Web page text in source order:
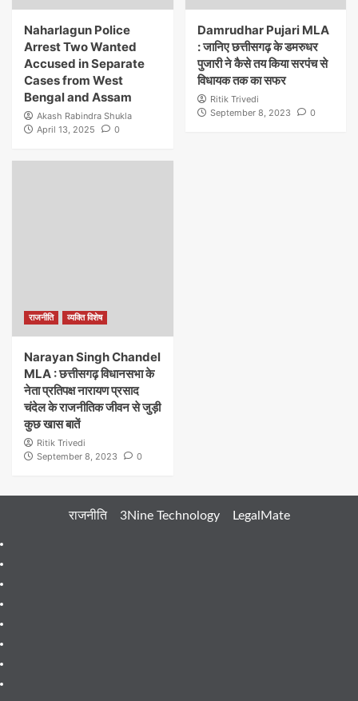
Naharlagun Police
Arrest Two Wanted
Accused in Separate
Cases from West
Bengal and Assam
Akash Rabindra Shukla
April 13, 2025
0
Damrudhar Pujari MLA
: जानिए छत्तीसगढ़ के डमरुधर
पुजारी ने कैसे तय किया सरपंच से
विधायक तक का सफर
Ritik Trivedi
September 8, 2023
0
राजनीति व्यक्ति विशेष
Narayan Singh Chandel
MLA : छत्तीसगढ़ विधानसभा के
नेता प्रतिपक्ष नारायण प्रसाद
चंदेल के राजनीतिक जीवन से जुड़ी
कुछ खास बातें
Ritik Trivedi
September 8, 2023
0
राजनीति 3Nine Technology LegalMate